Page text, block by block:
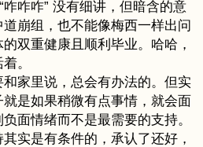
咋咋” 没有细讲，但暗含的意
崩组，也不能像梅西一样出问
双重健康且顺利毕业。哈哈，
。
家里说，总会有办法的。但实
是如果稍微有点事情，就会面
面情绪而不是最需要的支持。
实是有条件的，承认了还好，